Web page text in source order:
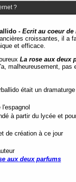
?
- Ecrit au coeur de
croissantes, il a
et efficace.
La rose aux deux
malheureusement,
était un
l'espagnol
à partir du lycée et
de création à ce jour
aux deux parfums